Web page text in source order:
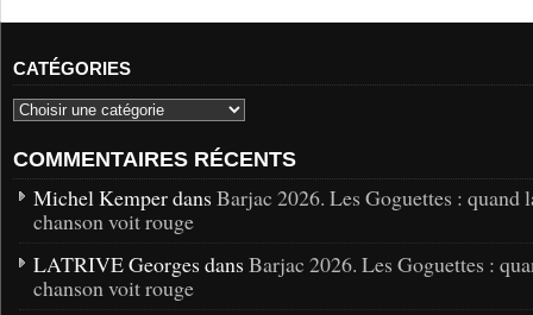
CATÉGORIES
COMMENTAIRES RÉCENTS
Michel Kemper dans Barjac 2026. Les Goguettes : quand
chanson voit rouge
LATRIVE Georges dans Barjac 2026. Les Goguettes :
chanson voit rouge